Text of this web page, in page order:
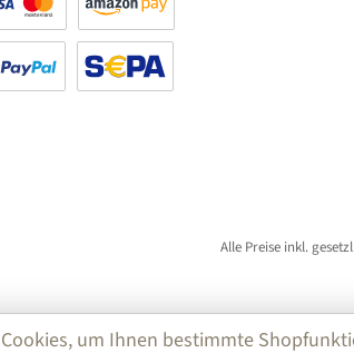
Amazon Pay
Alle Preise inkl.
um Ihnen bestimmte